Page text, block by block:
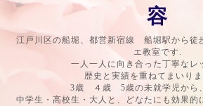
容
江戸川区の船堀、都営新宿線 船堀駅から徒
エ教室です.
一人一人に向き合った丁寧なレ
歴史と実績を重ねてまいりま
3歳 ４歳 5歳の未就学児から
中学生・高校生・大人と、どなたにも効果的